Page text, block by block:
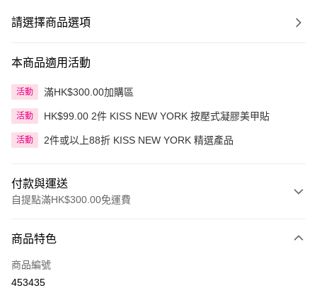
請選擇商品選項
本商品適用活動
活動 滿HK$300.00加購區
活動 HK$99.00 2件 KISS NEW YORK 按壓式凝膠美甲貼
活動 2件或以上88折 KISS NEW YORK 精選產品
付款與運送
自提點滿HK$300.00免運費
信用卡
Apple Pay
商品特色
商品編號
453435